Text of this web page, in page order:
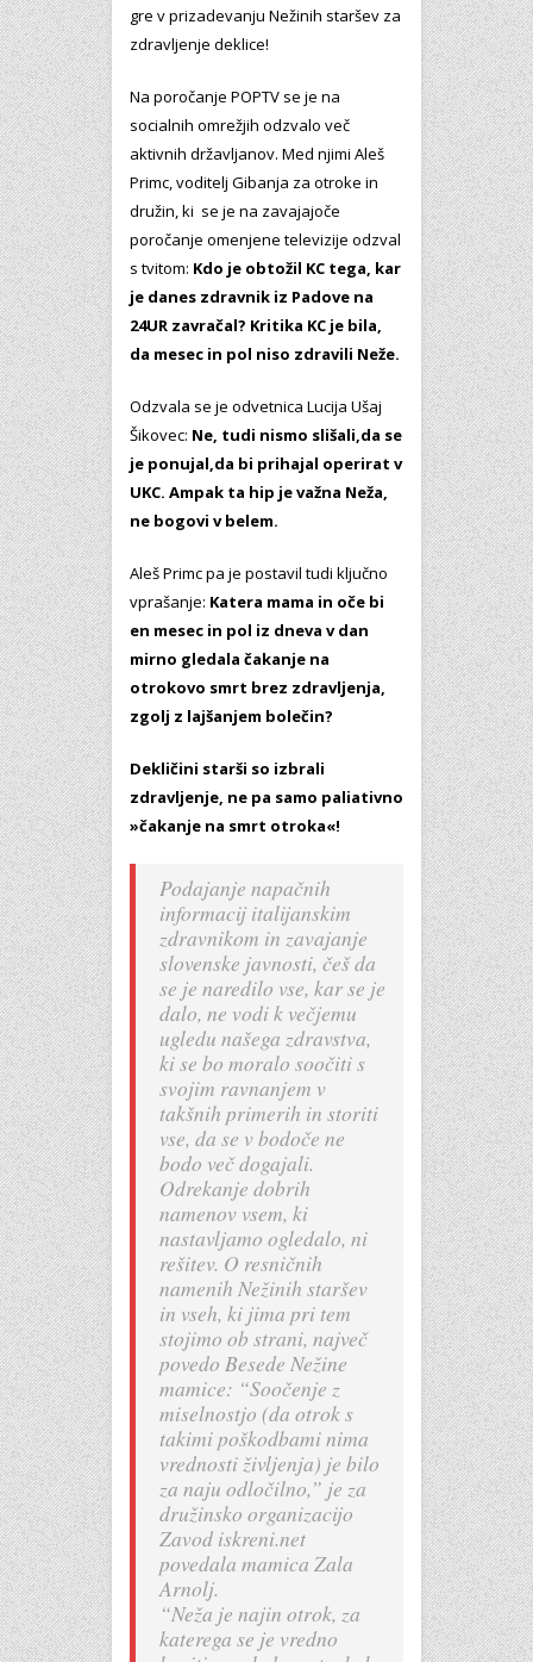
gre v prizadevanju Nežinih staršev za
zdravljenje deklice!
Na poročanje POPTV se je na
socialnih omrežjih odzvalo več
aktivnih državljanov. Med njimi Aleš
Primc, voditelj Gibanja za otroke in
družin, ki se je na zavajajoče
poročanje omenjene televizije odzval
s tvitom: Kdo je obtožil KC tega, kar
je danes zdravnik iz Padove na
24UR zavračal? Kritika KC je bila,
da mesec in pol niso zdravili Neže.
Odzvala se je odvetnica Lucija Ušaj
Šikovec: Ne, tudi nismo slišali,da se
je ponujal,da bi prihajal operirat v
UKC. Ampak ta hip je važna Neža,
ne bogovi v belem.
Aleš Primc pa je postavil tudi ključno
vprašanje: Katera mama in oče bi
en mesec in pol iz dneva v dan
mirno gledala čakanje na
otrokovo smrt brez zdravljenja,
zgolj z lajšanjem bolečin?
Dekličini starši so izbrali
zdravljenje, ne pa samo paliativno
»čakanje na smrt otroka«!
Podajanje napačnih
informacij italijanskim
zdravnikom in zavajanje
slovenske javnosti, češ da
se je naredilo vse, kar se je
dalo, ne vodi k večjemu
ugledu našega zdravstva,
ki se bo moralo soočiti s
svojim ravnanjem v
takšnih primerih in storiti
vse, da se v bodoče ne
bodo več dogajali.
Odrekanje dobrih
namenov vsem, ki
nastavljamo ogledalo, ni
rešitev. O resničnih
namenih Nežinih staršev
in vseh, ki jima pri tem
stojimo ob strani, največ
povedo Besede Nežine
mamice: “Soočenje z
miselnostjo (da otrok s
takimi poškodbami nima
vrednosti življenja) je bilo
za naju odločilno,” je za
družinsko organizacijo
Zavod iskreni.net
povedala mamica Zala
Arnolj.
“Neža je najin otrok, za
katerega se je vredno